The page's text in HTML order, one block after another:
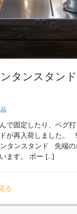
タンスタン
で固定したり、ペグ
が再入荷しました。
タンスタンド 先端の
ます。 ポー […]
る